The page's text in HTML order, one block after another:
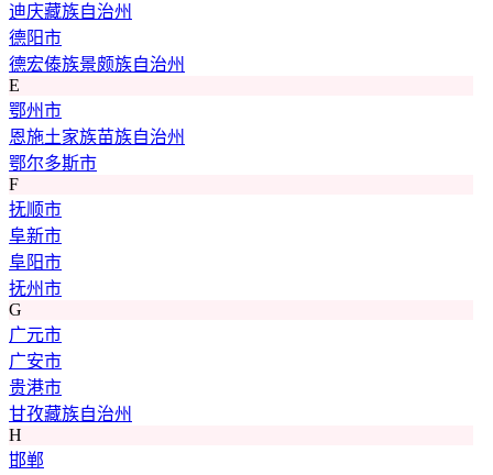
迪庆藏族自治州
德阳市
德宏傣族景颇族自治州
E
鄂州市
恩施土家族苗族自治州
鄂尔多斯市
F
抚顺市
阜新市
阜阳市
抚州市
G
广元市
广安市
贵港市
甘孜藏族自治州
H
邯郸